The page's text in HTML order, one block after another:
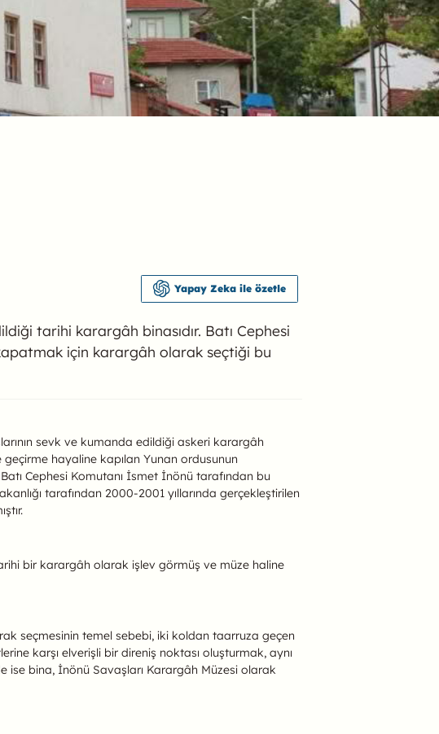
tarihi karargâh binasıdır. Batı Cephesi
için karargâh olarak seçtiği bu
Yapay Zeka ile özetle
sevk ve kumanda edildiği askeri karargâh
geçirme hayaline kapılan Yunan ordusunun
Cephesi Komutanı İsmet İnönü tarafından bu
tarafından 2000-2001 yıllarında gerçekleştirilen
bir karargâh olarak işlev görmüş ve müze haline
seçmesinin temel sebebi, iki koldan taarruza geçen
karşı elverişli bir direniş noktası oluşturmak, aynı
ise bina, İnönü Savaşları Karargâh Müzesi olarak